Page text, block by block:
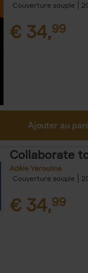
Couverture souple
€ 34,99
Ajouter au
Collaborate
Adèle Yaroulina
Couverture souple
€ 34,99